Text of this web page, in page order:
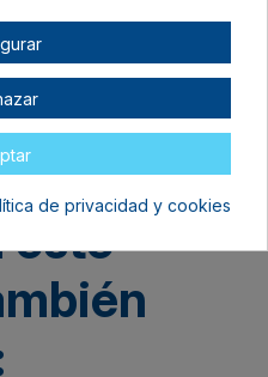
que
este
de privacidad y cookies